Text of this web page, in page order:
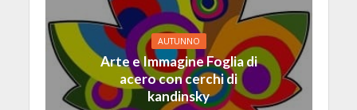
AUTUNNO
Arte e Immagine Foglia di
acero con cerchi di
kandinsky